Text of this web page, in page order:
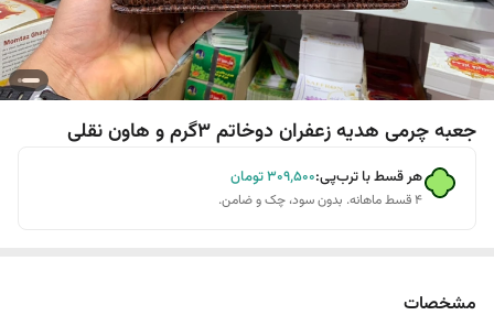
جعبه چرمی هدیه زعفران دوخاتم ۳گرم و هاون نقلی
هر قسط با ترب‌پی:۳۰۹٬۵۰۰تومان
۴ قسط ماهانه. بدون سود، چک و ضامن.
مشخصات